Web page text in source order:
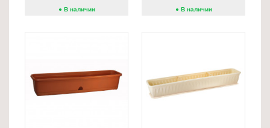
● В наличии ● В наличии
для
дачи